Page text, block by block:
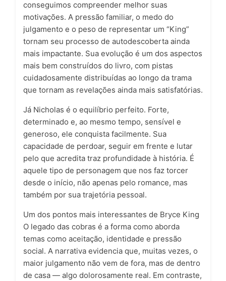
conseguimos compreender melhor suas
motivações. A pressão familiar, o medo do
julgamento e o peso de representar um “King”
tornam seu processo de autodescoberta ainda
mais impactante. Sua evolução é um dos aspectos
mais bem construídos do livro, com pistas
cuidadosamente distribuídas ao longo da trama
que tornam as revelações ainda mais satisfatórias.
Já Nicholas é o equilíbrio perfeito. Forte,
determinado e, ao mesmo tempo, sensível e
generoso, ele conquista facilmente. Sua
capacidade de perdoar, seguir em frente e lutar
pelo que acredita traz profundidade à história. É
aquele tipo de personagem que nos faz torcer
desde o início, não apenas pelo romance, mas
também por sua trajetória pessoal.
Um dos pontos mais interessantes de Bryce King
O legado das cobras é a forma como aborda
temas como aceitação, identidade e pressão
social. A narrativa evidencia que, muitas vezes, o
maior julgamento não vem de fora, mas de dentro
de casa — algo dolorosamente real. Em contraste,